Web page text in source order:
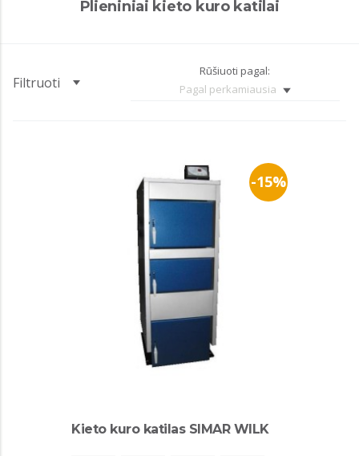
Plieniniai kieto kuro katilai
Filtruoti
Rūšiuoti pagal:
Pagal perkamiausia
-15%
Kieto kuro katilas SIMAR WILK